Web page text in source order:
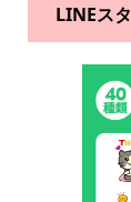
LINEス